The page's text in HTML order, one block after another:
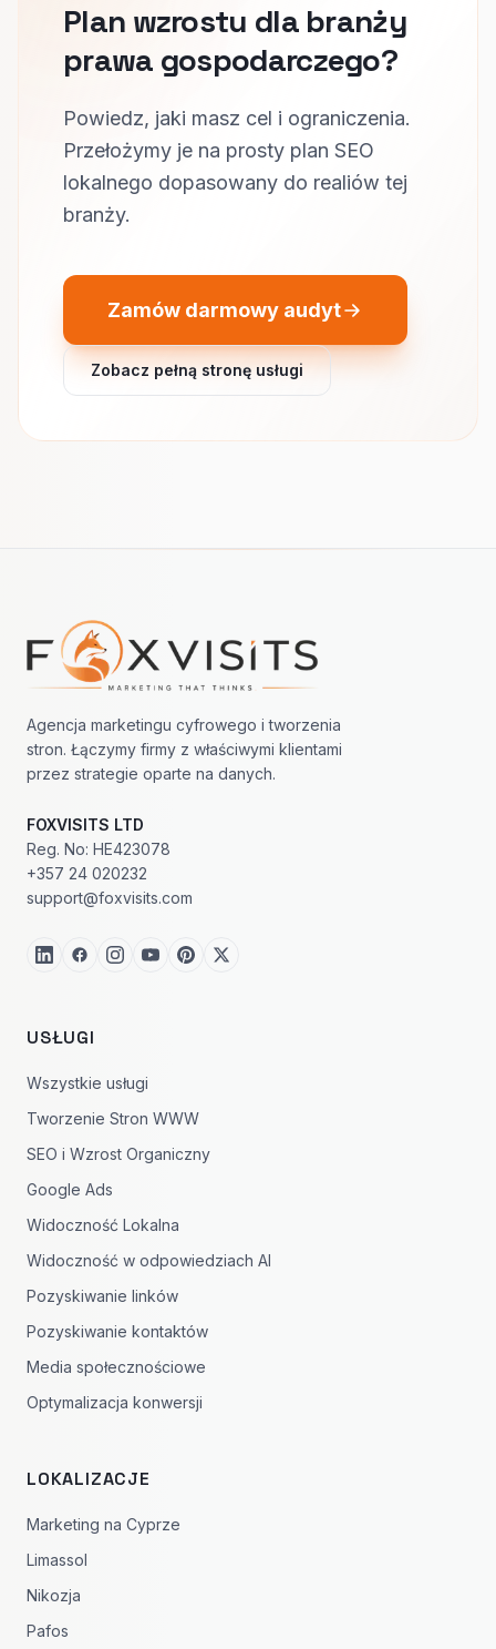
Plan wzrostu dla branży
prawa gospodarczego?
Powiedz, jaki masz cel i ograniczenia.
Przełożymy je na prosty plan SEO
lokalnego dopasowany do realiów tej
branży.
Zamów darmowy audyt
Zobacz pełną stronę usługi
Nawigacja w stopce
Agencja marketingu cyfrowego i tworzenia
stron. Łączymy firmy z właściwymi klientami
przez strategie oparte na danych.
FOXVISITS LTD
Reg. No: HE423078
+357 24 020232
support@foxvisits.com
USŁUGI
Wszystkie usługi
Tworzenie Stron WWW
SEO i Wzrost Organiczny
Google Ads
Widoczność Lokalna
Widoczność w odpowiedziach AI
Pozyskiwanie linków
Pozyskiwanie kontaktów
Media społecznościowe
Optymalizacja konwersji
LOKALIZACJE
Marketing na Cyprze
Limassol
Nikozja
Pafos